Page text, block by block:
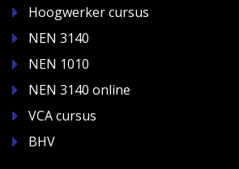
Hoogwerker cursus
NEN 3140
NEN 1010
NEN 3140 online
VCA cursus
BHV